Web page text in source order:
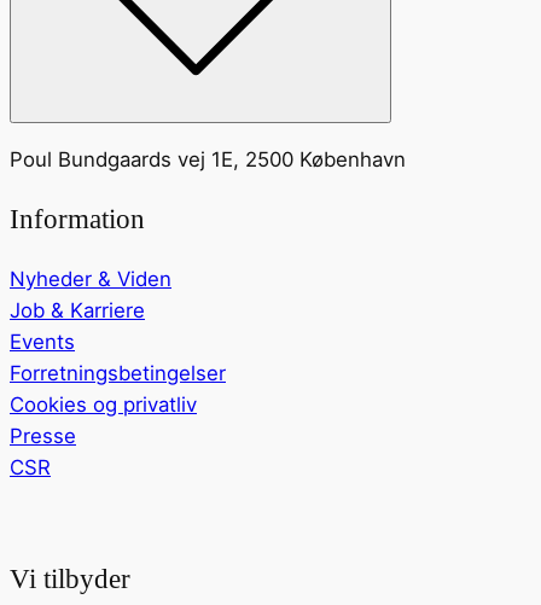
Poul Bundgaards vej 1E, 2500 København
Information
Nyheder & Viden
Job & Karriere
Events
Forretningsbetingelser
Cookies og privatliv
Presse
CSR
Vi tilbyder